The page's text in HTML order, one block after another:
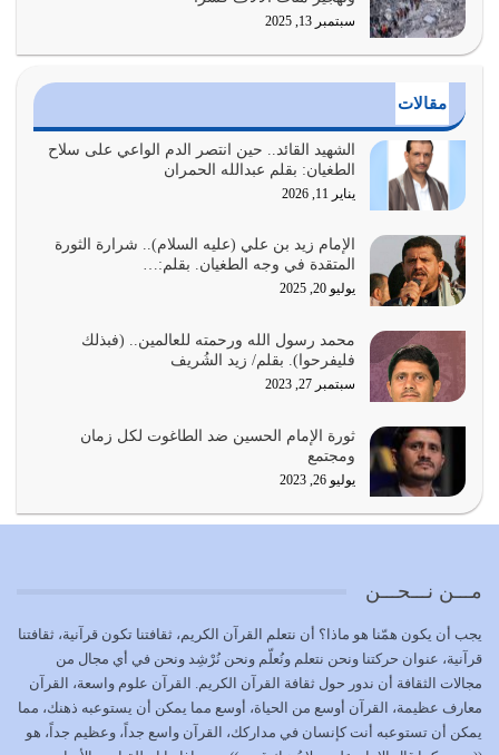
أراد الله لهذه الأمة ان تكون خير امة أخرجت للناس بالنهوض
الدين الذي شرعه الله لا يجوز أن يخضع لآرائنا وأهوائنا
واجتهاداتنا لأننا سنختلف ونتفرق
يوليو 24, 2026
أمة عاجزة عن النهوض…
يوليو 23, 2026
بحبل الله جميعاً وليس كل…
يوليو 22, 2026
يشاء ويذل من يشاء
يوليو 21, 2026
{إِنَّ الدِّينَ عِنْدَ اللَّهِ الْإسْلامُ} الدين الذي شرعه الله للناس في
تتحقق الحقوق للجميع
يوليو 18, 2026
بعض صفات المتقين {الصَّابِرِينَ وَالصَّادِقِينَ وَالْقَانِتِينَ
وَالْمُنْفِقِينَ…
سبتمبر 13, 2025
مقالات
الشهيد القائد.. حين انتصر الدم الواعي على سلاح
الطغيان: بقلم عبدالله الحمران
يناير 11, 2026
الإمام زيد بن علي (عليه السلام).. شرارة الثورة
المتقدة في وجه الطغيان. بقلم:…
يوليو 20, 2025
محمد رسول الله ورحمته للعالمين.. (فبذلك
فليفرحوا). بقلم/ زيد الشُريف
سبتمبر 27, 2023
ثورة الإمام الحسين ضد الطاغوت لكل زمان
ومجتمع
يوليو 26, 2023
مـــن نـــحـــن
يجب أن يكون همّنا هو ماذا؟ أن نتعلم القرآن الكريم، ثقافتنا تكون قرآنية، ثقافتنا
قرآنية، عنوان حركتنا ونحن نتعلم ونُعلّم ونحن نُرْشِد ونحن في أي مجال من
مجالات الثقافة أن ندور حول ثقافة القرآن الكريم. القرآن علوم واسعة، القرآن
معارف عظيمة، القرآن أوسع من الحياة، أوسع مما يمكن أن يستوعبه ذهنك، مما
يمكن أن تستوعبه أنت كإنسان في مداركك، القرآن واسع جداً، وعظيم جداً، هو